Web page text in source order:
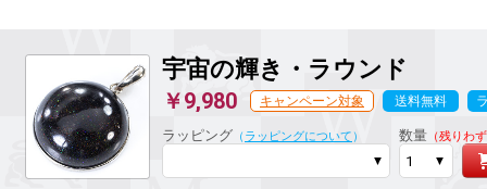
宇宙の輝き ・ラウンド
￥9,980 キャンペーン対象 送料無料
ラッピング （ ラッピングについて ） 数量（残りわ